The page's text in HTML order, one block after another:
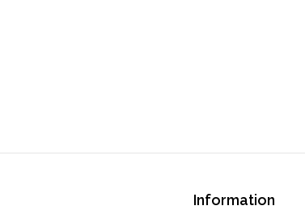
Information